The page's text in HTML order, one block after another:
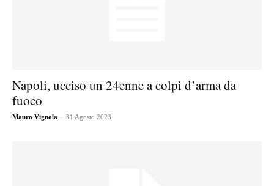
Napoli, ucciso un 24enne a colpi d’arma da
fuoco
Mauro Vignola - 31 Agosto 2023